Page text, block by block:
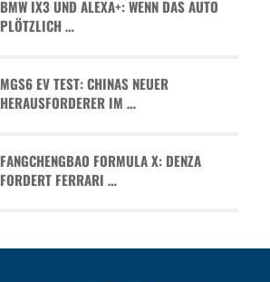
BMW IX3 UND ALEXA+: WENN DAS AUTO
PLÖTZLICH …
MGS6 EV TEST: CHINAS NEUER
HERAUSFORDERER IM …
FANGCHENGBAO FORMULA X: DENZA
FORDERT FERRARI …